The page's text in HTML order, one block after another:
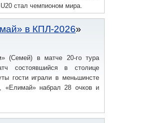
стал чемпионом мира.
в КПЛ-2026
(Семей) в матче 20-го тура
состоявшийся в столице
гости играли в меньшинсте
«Елимай» набрал 28 очков и